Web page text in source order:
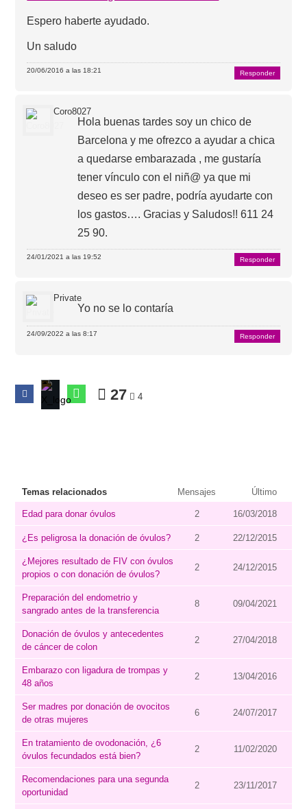
Espero haberte ayudado.
Un saludo
20/06/2016 a las 18:21 Responder
Coro8027
Hola buenas tardes soy un chico de
Barcelona y me ofrezco a ayudar a chica
a quedarse embarazada , me gustaría
tener vínculo con el niñ@ ya que mi
deseo es ser padre, podría ayudarte con
los gastos…. Gracias y Saludos!! 611 24
25 90.
24/01/2021 a las 19:52 Responder
Private
Yo no se lo contaría
24/09/2022 a las 8:17 Responder
27 4
Temas relacionados Mensajes Último
Edad para donar óvulos 2 16/03/2018
¿Es peligrosa la donación de óvulos? 2 22/12/2015
¿Mejores resultado de FIV con óvulos
propios o con donación de óvulos?
2 24/12/2015
Preparación del endometrio y
sangrado antes de la transferencia
8 09/04/2021
Donación de óvulos y antecedentes
de cáncer de colon
2 27/04/2018
Embarazo con ligadura de trompas y
48 años
2 13/04/2016
Ser madres por donación de ovocitos
de otras mujeres
6 24/07/2017
En tratamiento de ovodonación, ¿6
óvulos fecundados está bien?
2 11/02/2020
Recomendaciones para una segunda
oportunidad
2 23/11/2017